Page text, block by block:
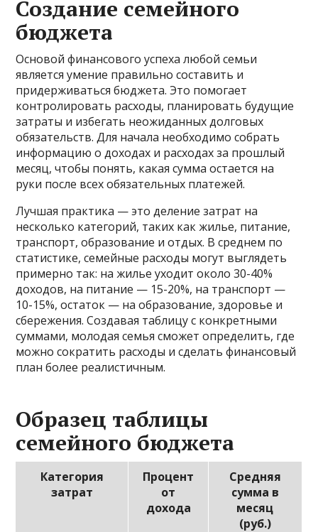
Создание семейного
бюджета
Основой финансового успеха любой семьи
является умение правильно составить и
придерживаться бюджета. Это помогает
контролировать расходы, планировать будущие
затраты и избегать неожиданных долговых
обязательств. Для начала необходимо собрать
информацию о доходах и расходах за прошлый
месяц, чтобы понять, какая сумма остается на
руки после всех обязательных платежей.
Лучшая практика — это деление затрат на
несколько категорий, таких как жилье, питание,
транспорт, образование и отдых. В среднем по
статистике, семейные расходы могут выглядеть
примерно так: на жилье уходит около 30-40%
доходов, на питание — 15-20%, на транспорт —
10-15%, остаток — на образование, здоровье и
сбережения. Создавая таблицу с конкретными
суммами, молодая семья сможет определить, где
можно сократить расходы и сделать финансовый
план более реалистичным.
Образец таблицы
семейного бюджета
Категория
затрат
Процент
от
дохода
Средняя
сумма в
месяц
(руб.)